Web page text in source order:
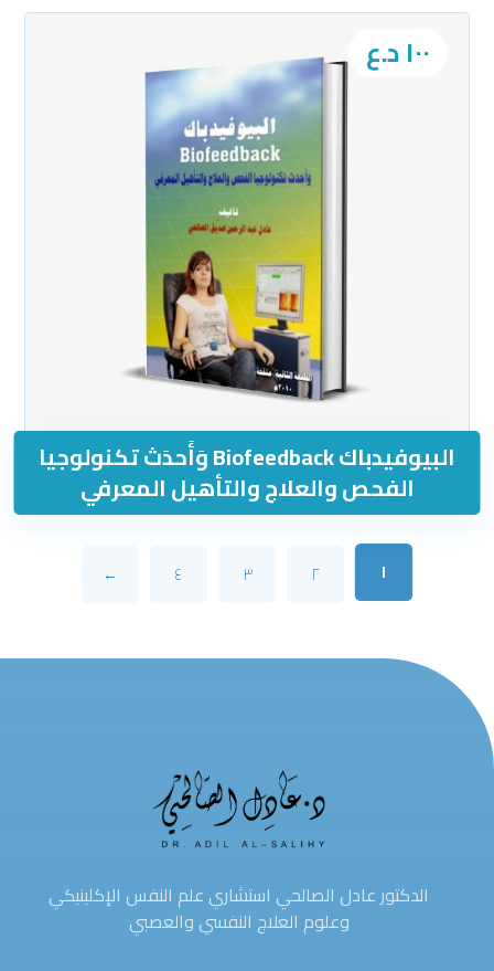
البيوفيدباك Biofeedback وَأَحدَث تكنولوجيا
الفحص والعلاج والتأهيل المعرفي
١٠٠د.ع
١ ٢ ٣ ٤ ←
الدكتور عادل الصالحي استشاري علم النفس الإكلينيكي
وعلوم العلاج النفسي والعصبي